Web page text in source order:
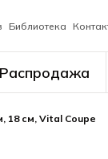
Библиотека
Распродажа
18 см, Vital Coupe